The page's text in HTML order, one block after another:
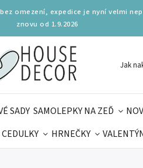
omezení, expedice je nyní velmi
znovu od 1.9.2026
Jak
SADY SAMOLEPKY NA ZEĎ
CEDULKY HRNEČKY